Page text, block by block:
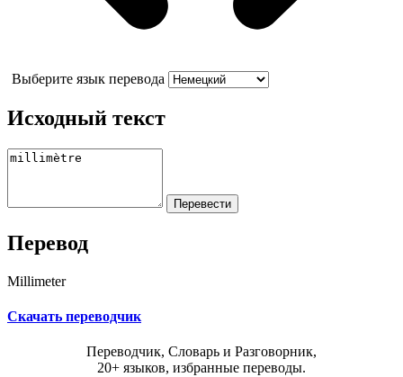
Выберите язык перевода
Исходный текст
Перевод
Millimeter
Скачать переводчик
Переводчик, Словарь и Разговорник,
20+ языков, избранные переводы.